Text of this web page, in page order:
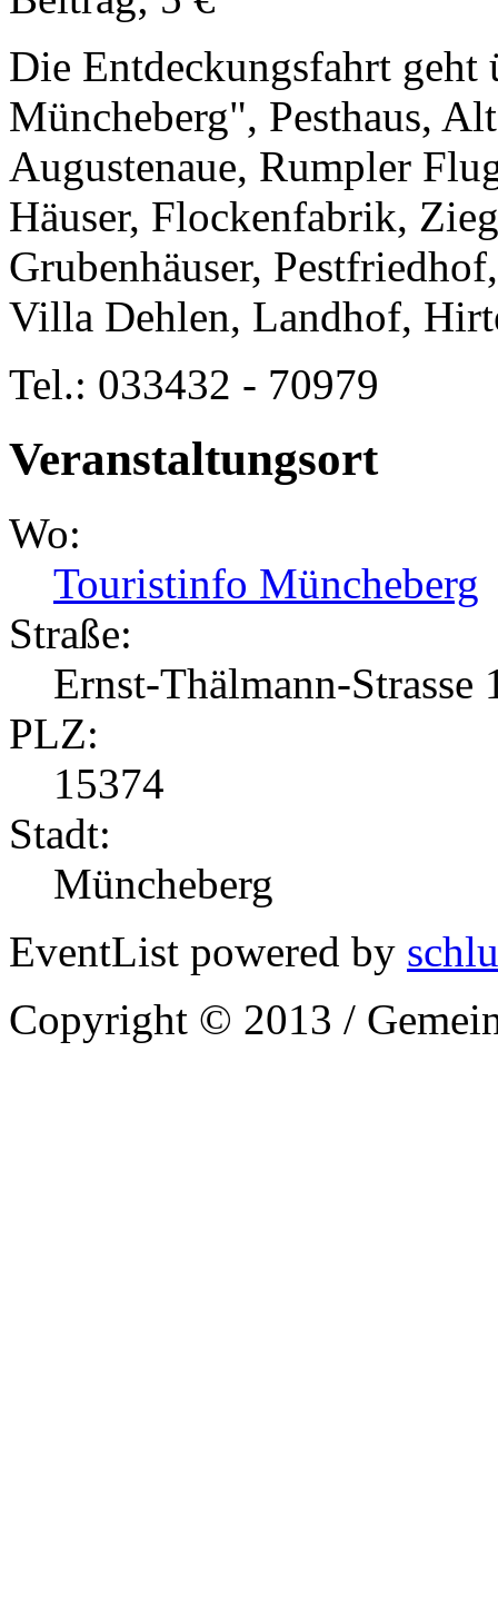
Die Entdeckungsfahrt geht
Müncheberg", Pesthaus,
Augustenaue, Rumpler
Häuser, Flockenfabrik,
Grubenhäuser,
Villa Dehlen, Landhof,
Tel.: 033432 - 70979
Veranstaltungsort
Wo:
Touristinfo Müncheberg
Straße:
Ernst-Thälmann-Strasse
PLZ:
15374
Stadt:
Müncheberg
EventList powered by
Copyright © 2013 /